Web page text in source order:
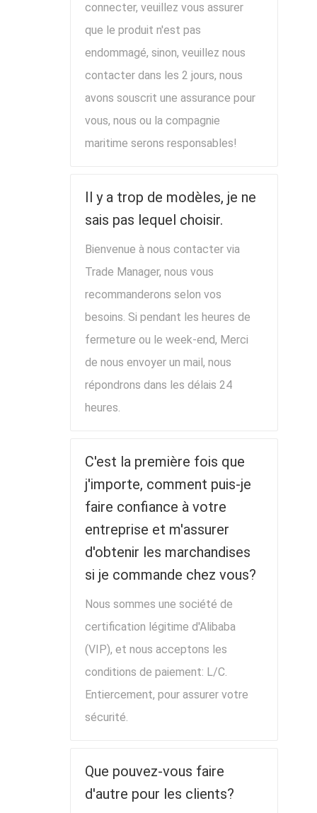
connecter, veuillez vous assurer
que le produit n'est pas
endommagé, sinon, veuillez nous
contacter dans les 2 jours, nous
avons souscrit une assurance pour
vous, nous ou la compagnie
maritime serons responsables!
Il y a trop de modèles, je ne
sais pas lequel choisir.
Bienvenue à nous contacter via
Trade Manager, nous vous
recommanderons selon vos
besoins. Si pendant les heures de
fermeture ou le week-end, Merci
de nous envoyer un mail, nous
répondrons dans les délais 24
heures.
C'est la première fois que
j'importe, comment puis-je
faire confiance à votre
entreprise et m'assurer
d'obtenir les marchandises
si je commande chez vous?
Nous sommes une société de
certification légitime d'Alibaba
(VIP), et nous acceptons les
conditions de paiement: L/C.
Entiercement, pour assurer votre
sécurité.
Que pouvez-vous faire
d'autre pour les clients?